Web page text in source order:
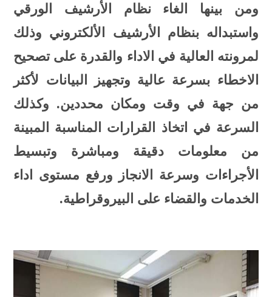
ومن بينها الغاء نظام اﻷرشيف الورقي
واستبداله بنظام اﻷرشيف اﻷلكتروني وذلك
لمرونته العالية في الاداء والقدرة على تصحيح
الاخطاء بسرعة عالية وتجهيز البيانات ﻷكثر
من جهة في وقت ومكان محددين. وكذلك
السرعة في اتخاذ القرارات المناسبة المبينة
من معلومات دقيقة ومباشرة وتبسيط
اﻷجراءات وسرعة الانجاز ورفع مستوى اداء
الخدمات والقضاء على البيروقراطية.